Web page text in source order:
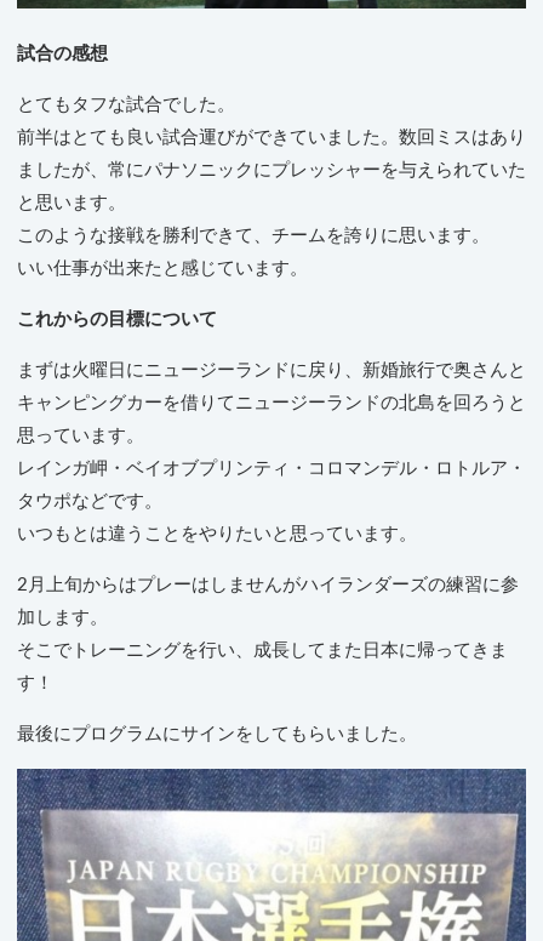
試合の感想
とてもタフな試合でした。
前半はとても良い試合運びができていました。数回ミスはあり
ましたが、常にパナソニックにプレッシャーを与えられていた
と思います。
このような接戦を勝利できて、チームを誇りに思います。
いい仕事が出来たと感じています。
これからの目標について
まずは火曜日にニュージーランドに戻り、新婚旅行で奥さんと
キャンピングカーを借りてニュージーランドの北島を回ろうと
思っています。
レインガ岬・ベイオブプリンティ・コロマンデル・ロトルア・
タウポなどです。
いつもとは違うことをやりたいと思っています。
2月上旬からはプレーはしませんがハイランダーズの練習に参
加します。
そこでトレーニングを行い、成長してまた日本に帰ってきま
す！
最後にプログラムにサインをしてもらいました。